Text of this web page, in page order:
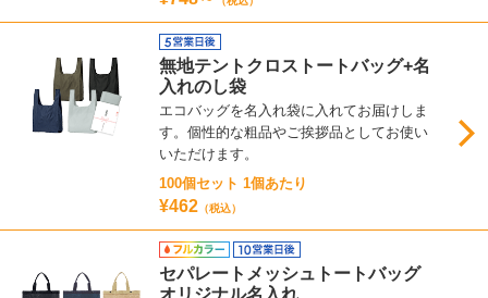
無地テントクロストートバッグ+名
入れのし袋
エコバッグを名入れ袋に入れてお届けしま
す。個性的な粗品やご挨拶品としてお使い
いただけます。
100個セット 1個あたり
¥462 （税込）
セパレートメッシュトートバッグ
オリジナル名入れ